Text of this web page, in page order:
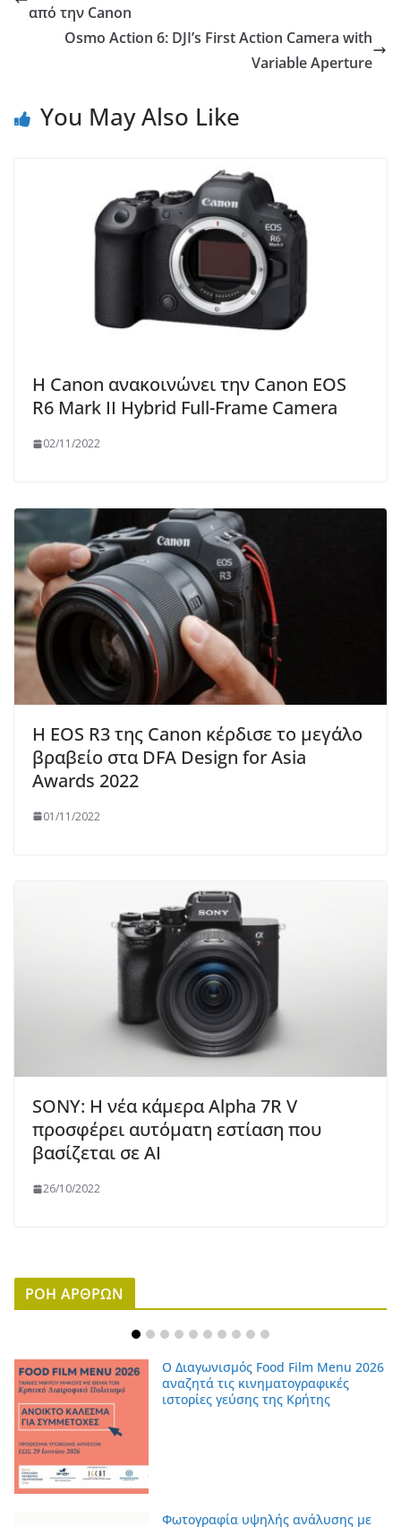
από την Canon
Osmo Action 6: DJI’s First Action Camera with
Variable Aperture
You May Also Like
Η Canon ανακοινώνει την Canon EOS
R6 Mark II Hybrid Full-Frame Camera
02/11/2022
Η EOS R3 της Canon κέρδισε το μεγάλο
βραβείο στα DFA Design for Asia
Awards 2022
01/11/2022
SONY: Η νέα κάμερα Alpha 7R V
προσφέρει αυτόματη εστίαση που
βασίζεται σε AI
26/10/2022
ΡΟΗ ΑΡΘΡΩΝ
Ο Διαγωνισμός Food Film Menu 2026
αναζητά τις κινηματογραφικές
ιστορίες γεύσης της Κρήτης
Φωτογραφία υψηλής ανάλυσης με